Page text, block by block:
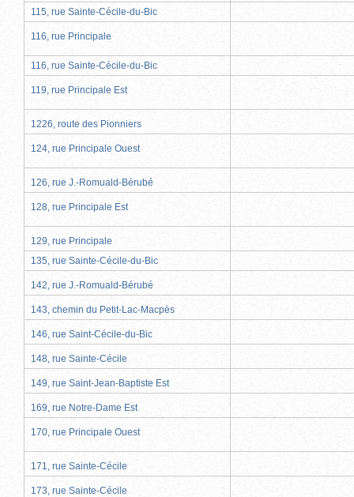
115, rue Sainte-Cécile-du-Bic
116, rue Principale
116, rue Sainte-Cécile-du-Bic
119, rue Principale Est
1226, route des Pionniers
124, rue Principale Ouest
126, rue J.-Romuald-Bérubé
128, rue Principale Est
129, rue Principale
135, rue Sainte-Cécile-du-Bic
142, rue J.-Romuald-Bérubé
143, chemin du Petit-Lac-Macpès
146, rue Saint-Cécile-du-Bic
148, rue Sainte-Cécile
149, rue Saint-Jean-Baptiste Est
169, rue Notre-Dame Est
170, rue Principale Ouest
171, rue Sainte-Cécile
173, rue Sainte-Cécile